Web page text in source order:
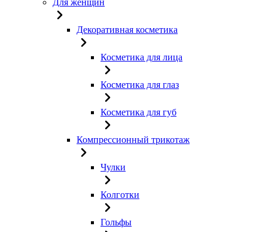
Для женщин
Декоративная косметика
Косметика для лица
Косметика для глаз
Косметика для губ
Компрессионный трикотаж
Чулки
Колготки
Гольфы